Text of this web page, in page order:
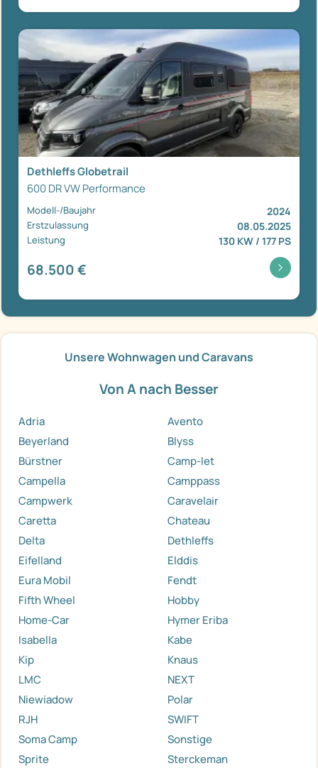
Dethleffs Globetrail
600 DR VW Performance
Modell-/Baujahr 2024
Erstzulassung 08.05.2025
Leistung 130 KW / 177 PS
68.500 €
Unsere Wohnwagen und Caravans
Von A nach Besser
Adria
Avento
Beyerland
Blyss
Bürstner
Camp-let
Campella
Camppass
Campwerk
Caravelair
Caretta
Chateau
Delta
Dethleffs
Eifelland
Elddis
Eura Mobil
Fendt
Fifth Wheel
Hobby
Home-Car
Hymer Eriba
Isabella
Kabe
Kip
Knaus
LMC
NEXT
Niewiadow
Polar
RJH
SWIFT
Soma Camp
Sonstige
Sprite
Sterckeman